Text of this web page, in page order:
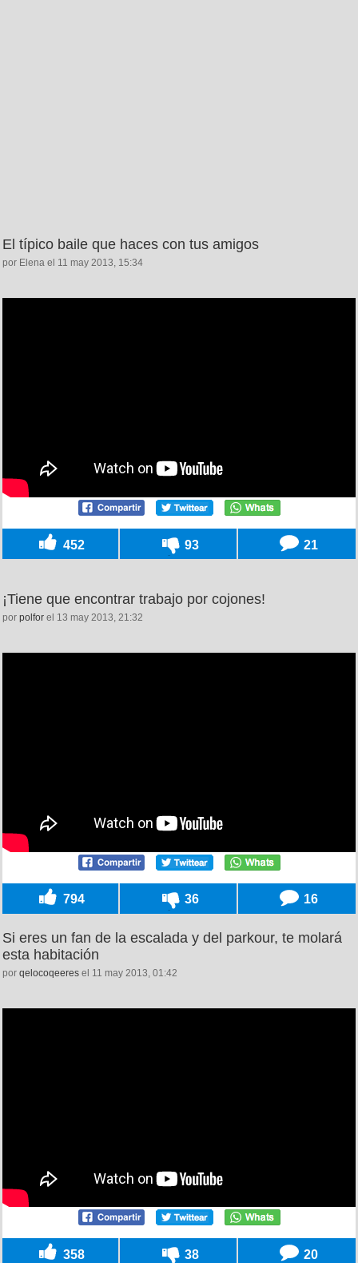
El típico baile que haces con tus amigos
por Elena el 11 may 2013, 15:34
452 93 21
¡Tiene que encontrar trabajo por cojones!
por polfor el 13 may 2013, 21:32
794 36 16
Si eres un fan de la escalada y del parkour, te molará
esta habitación
por qelocoqeeres el 11 may 2013, 01:42
358 38 20